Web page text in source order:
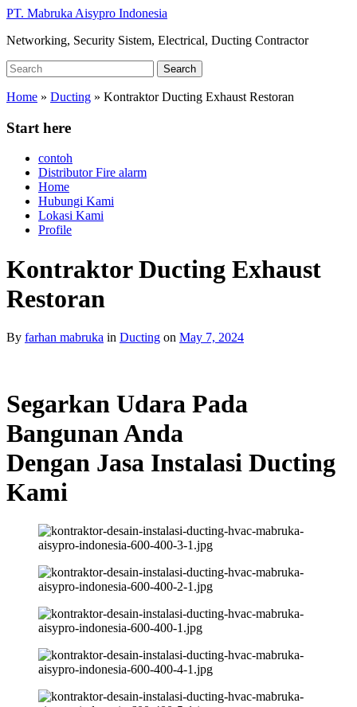
Skip
main
PT. Mabruka Aisypro Indonesia
Networking, Security Sistem, Electrical, Ducting Contractor
Search
for:
Search
Home » Ducting » Kontraktor Ducting Exhaust Restoran
Start here
contoh
Distributor Fire alarm
Home
Hubungi Kami
Lokasi Kami
Profile
Kontraktor Ducting Exhaust
Restoran
By farhan mabruka in Ducting on May 7, 2024
Segarkan Udara Pada
Bangunan Anda
Dengan Jasa Instalasi Ducting
Kami